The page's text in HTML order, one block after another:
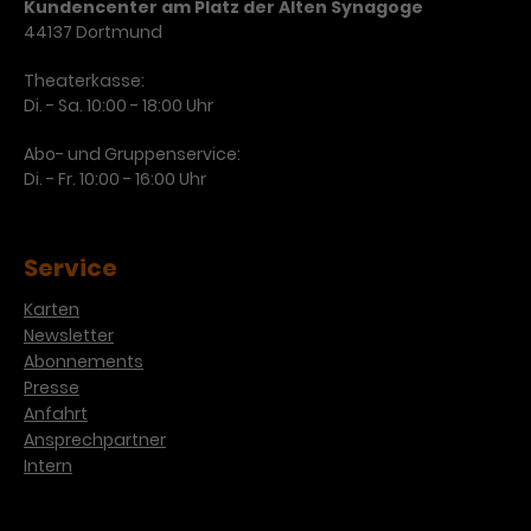
Kundencenter am Platz der Alten Synagoge
44137 Dortmund
Theaterkasse:
Di. - Sa. 10:00 - 18:00 Uhr
Abo- und Gruppenservice:
Di. - Fr. 10:00 - 16:00 Uhr
Service
Karten
Newsletter
Abonnements
Presse
Anfahrt
Ansprechpartner
Intern